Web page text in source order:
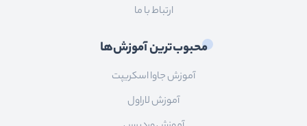
ارتباط با ما
محبوب‌ترین آموزش‌ها
آموزش جاوا اسکریپت
آموزش لاراول